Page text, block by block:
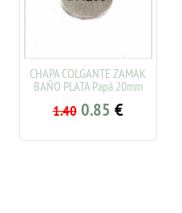
CHAPA COLGANTE ZAMAK
BAÑO PLATA Papá 20mm
1.40 0.85€